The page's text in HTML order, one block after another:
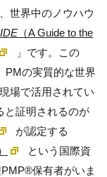
世界中のノウハウ
（A Guide to the
」です。この
PMの実質的な世界
場で活用されてい
と証明されるのが
が認定する
という国際資
保有者がいま